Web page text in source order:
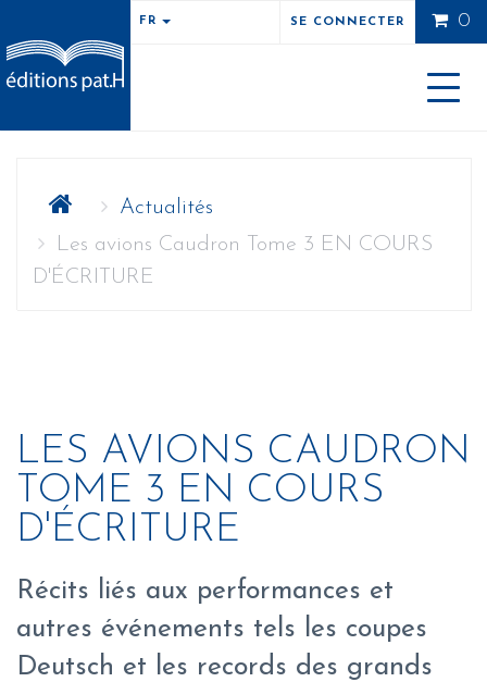
0
SE CONNECTER
FR
Toggle
Actualités
Les avions Caudron Tome 3 EN COURS
D'ÉCRITURE
LES AVIONS CAUDRON
TOME 3 EN COURS
D'ÉCRITURE
Récits liés aux performances et
autres événements tels les coupes
Deutsch et les records des grands